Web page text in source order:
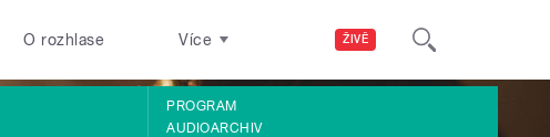
ŽIVĚ
O rozhlase Více
PROGRAM
AUDIOARCHIV